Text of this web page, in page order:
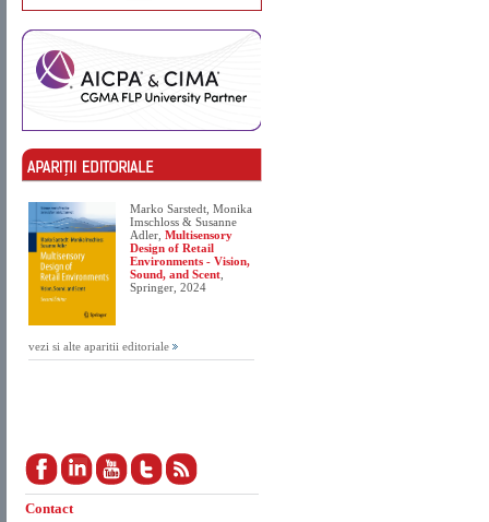
Marko Sarstedt, Monika
Imschloss & Susanne
Adler, Multisensory
Design of Retail
Environments - Vision,
Sound, and Scent
Springer, 2024
vezi si alte aparitii editoriale
Contact